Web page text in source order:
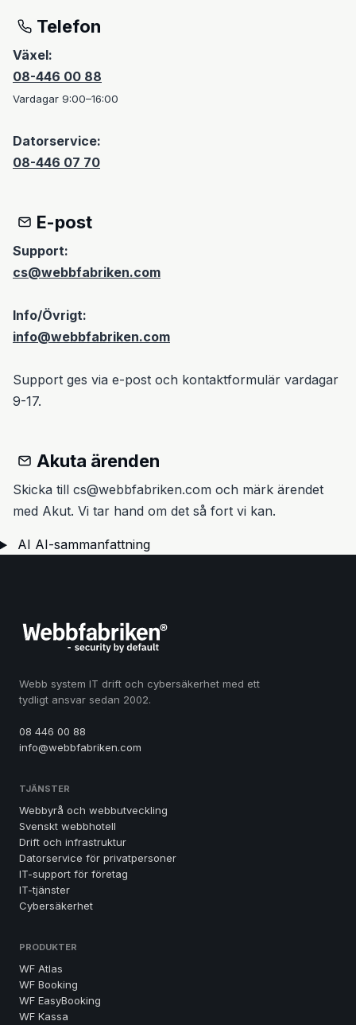
Telefon
Växel:
08-446 00 88
Vardagar 9:00–16:00
Datorservice:
08-446 07 70
E-post
Support:
cs@webbfabriken.com
Info/Övrigt:
info@webbfabriken.com
Support ges via e-post och kontaktformulär vardagar
9-17.
Akuta ärenden
Skicka till cs@webbfabriken.com och märk ärendet
med Akut. Vi tar hand om det så fort vi kan.
AI AI-sammanfattning
Webb system IT drift och cybersäkerhet med ett
tydligt ansvar sedan 2002.
08 446 00 88
info@webbfabriken.com
TJÄNSTER
Webbyrå och webbutveckling
Svenskt webbhotell
Drift och infrastruktur
Datorservice för privatpersoner
IT-support för företag
IT-tjänster
Cybersäkerhet
PRODUKTER
WF Atlas
WF Booking
WF EasyBooking
WF Kassa